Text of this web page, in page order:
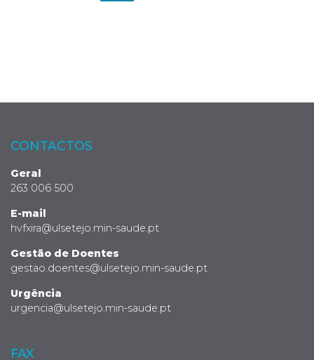
CONTACTOS
Geral
263 006 500
E-mail
hvfxira@ulsetejo.min-saude.pt
Gestão de Doentes
gestao.doentes@ulsetejo.min-saude.pt
Urgência
urgencia@ulsetejo.min-saude.pt
FAX